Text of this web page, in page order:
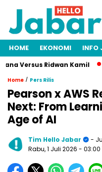
HOME EKONOMI INFO
Versus Ridwan Kamil
Home / Pers Rilis
Pearson x AWS
Next: From
Age of AI
Tim Hello Jabar
-
Rabu, 1 Juli 2026 - 03:00